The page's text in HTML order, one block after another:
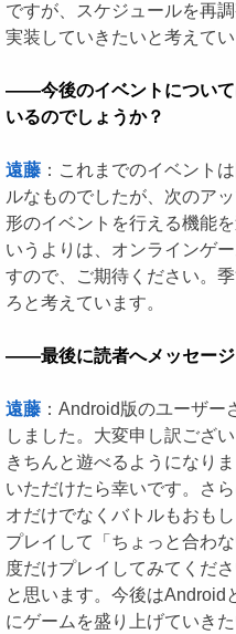
ですが、スケジュールを再
実装していきたいと考えてい
――今後のイベントについて
いるのでしょうか？
遠藤 ：これまでのイベント
ルなものでしたが、次のア
形のイベントを行える機能
いうよりは、オンラインゲ
すので、ご期待ください。
ろと考えています。
――最後に読者へメッセージ
遠藤 ：Android版のユーザ
しました。大変申し訳ござ
きちんと遊べるようになり
いただけたら幸いです。さ
オだけでなくバトルもおも
プレイして「ちょっと合わ
度だけプレイしてみてくだ
と思います。今後はAndroid
にゲームを盛り上げていき